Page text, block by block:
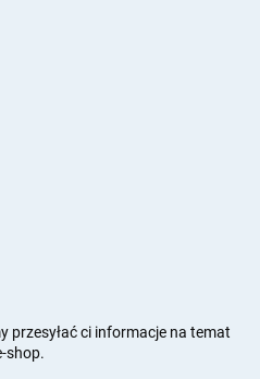
przesyłać ci informacje na temat
shop.